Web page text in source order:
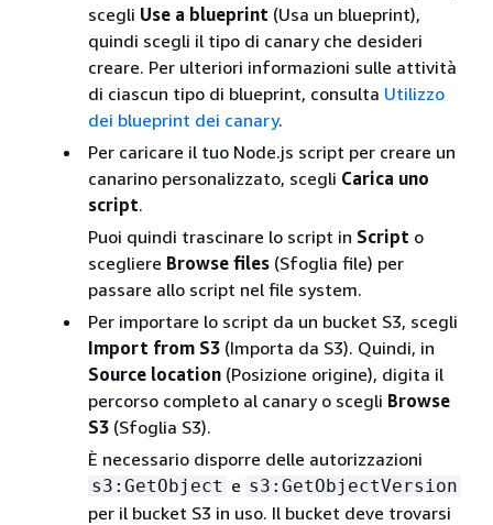
scegli Use a blueprint (Usa un blueprint),
quindi scegli il tipo di canary che desideri
creare. Per ulteriori informazioni sulle attività
di ciascun tipo di blueprint, consulta Utilizzo
dei blueprint dei canary.
Per caricare il tuo Node.js script per creare un
canarino personalizzato, scegli Carica uno
script.
Puoi quindi trascinare lo script in Script o
scegliere Browse files (Sfoglia file) per
passare allo script nel file system.
Per importare lo script da un bucket S3, scegli
Import from S3 (Importa da S3). Quindi, in
Source location (Posizione origine), digita il
percorso completo al canary o scegli Browse
S3 (Sfoglia S3).
È necessario disporre delle autorizzazioni
s3:GetObject e s3:GetObjectVersion
per il bucket S3 in uso. Il bucket deve trovarsi